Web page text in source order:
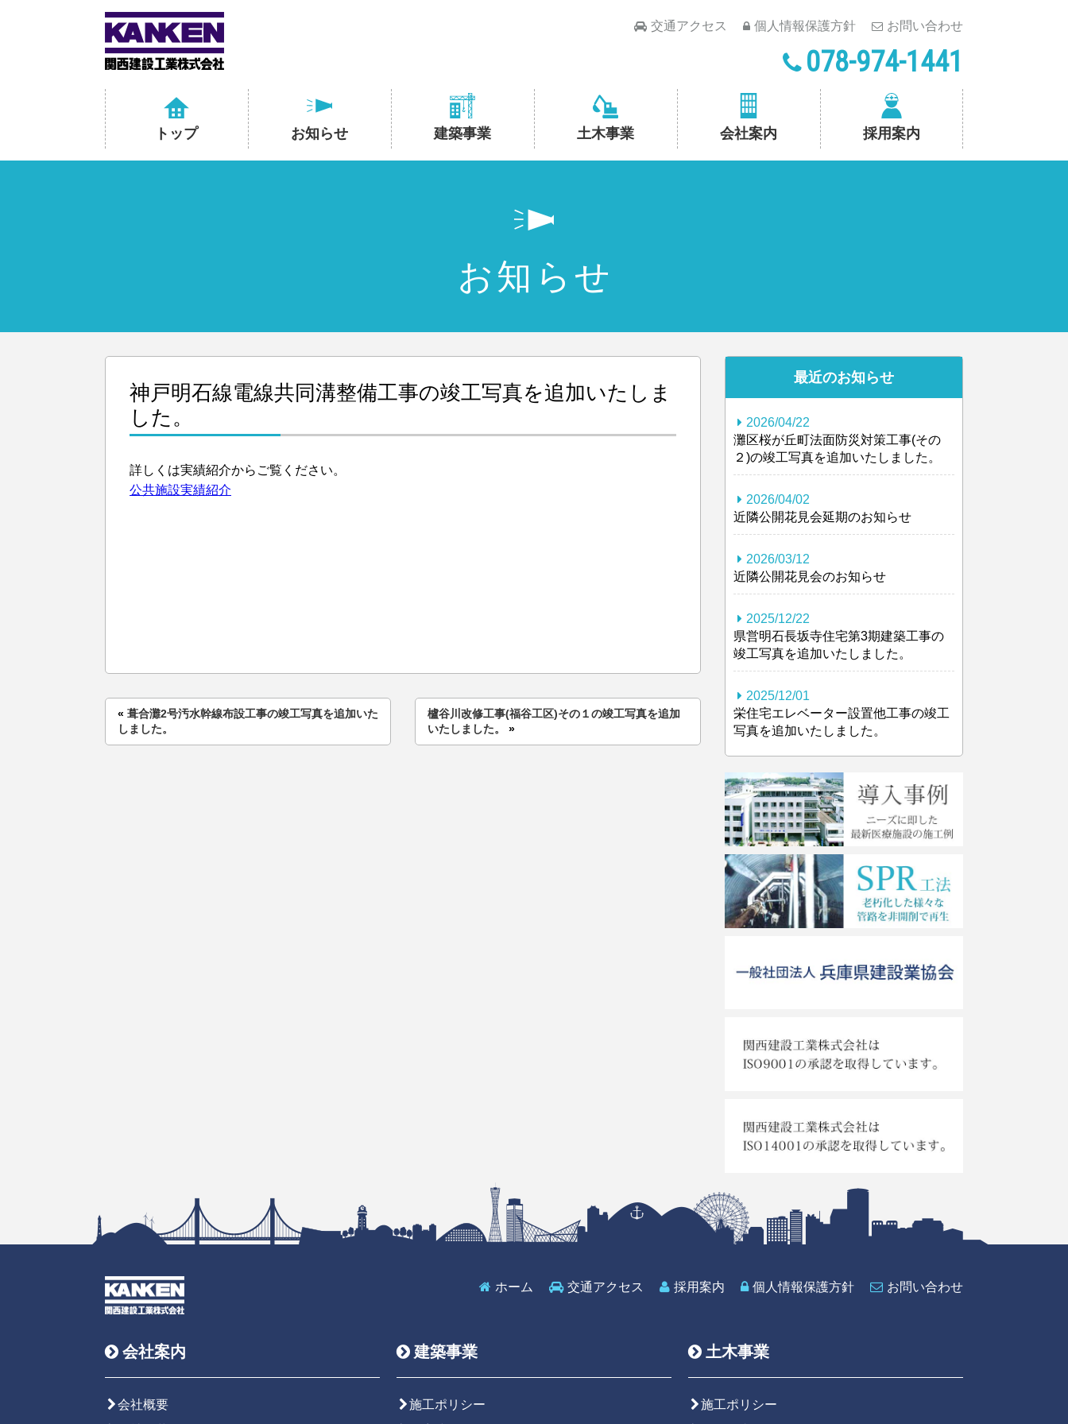
交通アクセス 個人情報保護方針 お問い合わせ
078-974-1441
トップ お知らせ 建築事業 土木事業 会社案内 採用案内
お知らせ
神戸明石線電線共同溝整備工事の竣工写真を追加いたしま
した。
詳しくは実績紹介からご覧ください。
公共施設実績紹介
« 葺合灘2号汚水幹線布設工事の竣工写真を追加いた
しました。
櫨谷川改修工事(福谷工区)その１の竣工写真を追加
いたしました。
»
最近のお知らせ
2026/04/22
灘区桜が丘町法面防災対策工事(その
２)の竣工写真を追加いたしました。
2026/04/02
近隣公開花見会延期のお知らせ
2026/03/12
近隣公開花見会のお知らせ
2025/12/22
県営明石長坂寺住宅第3期建築工事の
竣工写真を追加いたしました。
2025/12/01
栄住宅エレベーター設置他工事の竣工
写真を追加いたしました。
ホーム 交通アクセス 採用案内 個人情報保護方針 お問い合わせ
会社案内
会社概要
建築事業
施工ポリシー
土木事業
施工ポリシー